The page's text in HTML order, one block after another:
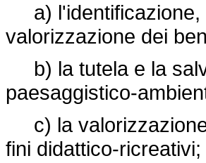
a) l'identificazione,
valorizzazione dei
b) la tutela e la
paesaggistico-
c) la valorizzazione
fini didattico-ricreativi;